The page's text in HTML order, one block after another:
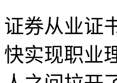
证券从业证
快实现职业